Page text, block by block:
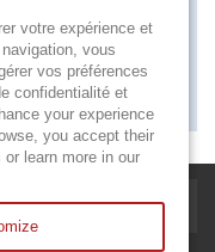
avec vent fort, d’un
d’un grammage lourd,
Adaptée à tous types
le potentiel de votre
votre expérience et
vous
vos préférences
confidentialité et
your experience
you accept their
learn more in our